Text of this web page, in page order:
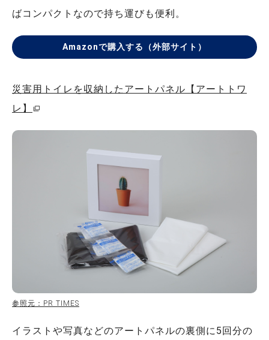
ばコンパクトなので持ち運びも便利。
Amazonで購入する（外部サイト）
災害用トイレを収納したアートパネル【アートトワ
レ】
参照元：PR TIMES
イラストや写真などのアートパネルの裏側に5回分の